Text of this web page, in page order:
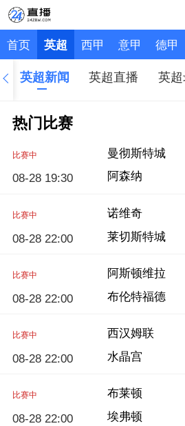
首页 英超 西甲 意甲 德甲
英超新闻 英超直播 英超
热门比赛
比赛中
08-28 19:30
曼彻斯特城
阿森纳
比赛中
08-28 22:00
诺维奇
莱切斯特城
比赛中
08-28 22:00
阿斯顿维拉
布伦特福德
比赛中
08-28 22:00
西汉姆联
水晶宫
比赛中
08-28 22:00
布莱顿
埃弗顿